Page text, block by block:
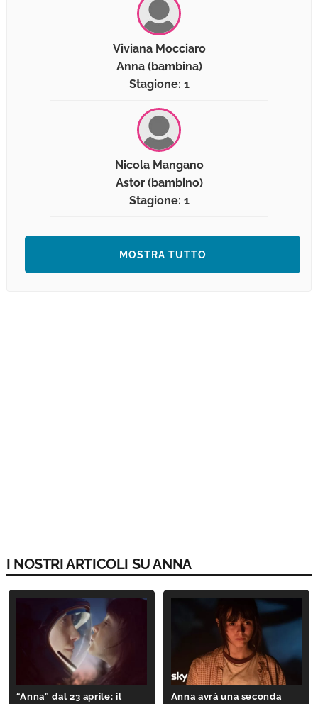
Viviana Mocciaro
Anna (bambina)
Stagione: 1
Nicola Mangano
Astor (bambino)
Stagione: 1
MOSTRA TUTTO
I NOSTRI ARTICOLI SU ANNA
“Anna” dal 23 aprile: il
Anna avrà una seconda